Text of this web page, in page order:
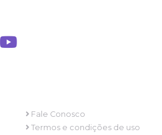
Fale Conosco
Termos e condições de uso